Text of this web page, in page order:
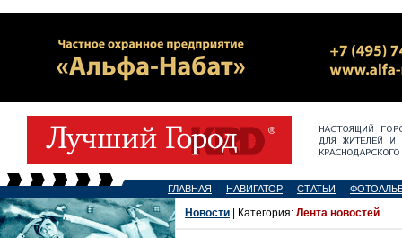
ГЛАВНАЯ НАВИГАТОР СТАТЬИ
Новости | Категория: Лента новостей